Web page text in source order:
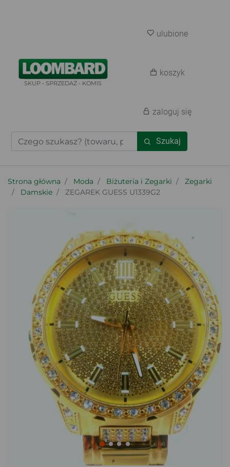
SKUP - SPRZEDAŻ - KOMIS
Szukaj
ulubione
koszyk
zaloguj się
Strona główna Moda Biżuteria i Zegarki
Zegarki
Damskie
ZEGAREK GUESS U1339G2